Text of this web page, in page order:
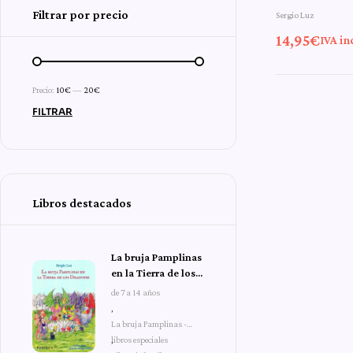
Sergio Luz
14,95€IVA
Filtrar por precio
FILTRAR
Precio: 10€— 20€
Libros destacados
La bruja Pamplinas
en la Tierra de los
Dragones
de 7 a 14 años
,
La bruja Pamplinas -
libros especiales
,